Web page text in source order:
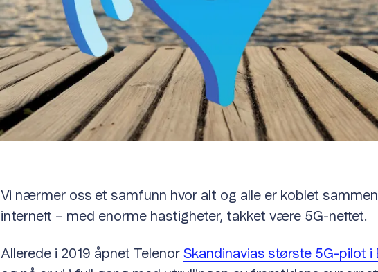
Vi nærmer oss et samfunn hvor alt og alle er koblet
internett – med enorme hastigheter, takket være 5G-nettet.
Allerede i 2019 åpnet Telenor Skandinavias største 5G-pilot i